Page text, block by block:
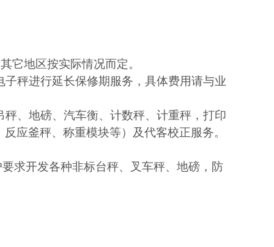
它地区按实际情况而定。
秤进行延长保修期服务，具体费用请与业
、地磅、汽车衡、计数秤、计重秤，打印
应釜秤、称重模块等）及代客校正服务。
求开发各种非标台秤、叉车秤、地磅，防